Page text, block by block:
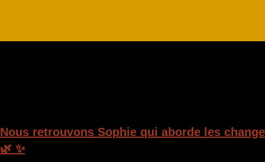
Nous retrouvons Sophie qui aborde les
🌿 ✨